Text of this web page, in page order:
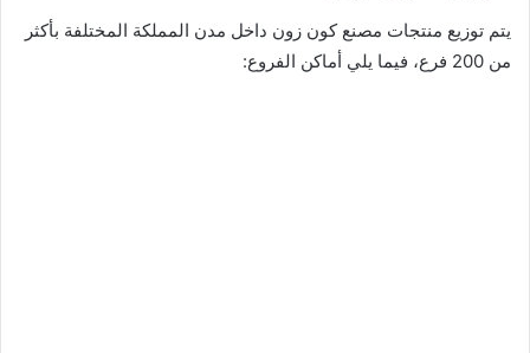
يتم توزيع منتجات مصنع كون زون داخل مدن المملكة المختلفة بأكثر
من 200 فرع، فيما يلي أماكن الفروع: